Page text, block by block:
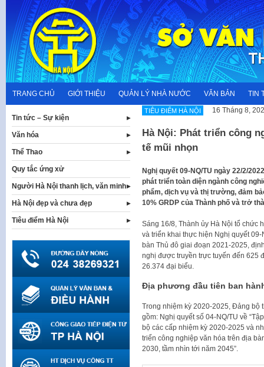
content
TRANG CHỦ GIỚI THIỆU QUẢN LÝ NHÀ NƯỚC VĂN BẢN TIN
TIÊU ĐIỂM HÀ NỘI 16 Tháng 8,
Hà Nội: Phát triển công
tế mũi nhọn
Nghị quyết 09-NQ/TU ngày 22/2/
phát triển toàn diện ngành công
phẩm, dịch vụ và thị trường, đảm
10% GRDP của Thành phố và trở
Sáng 16/8, Thành ủy Hà Nội tổ chức
và triển khai thực hiện Nghị quyết
bàn Thủ đô giai đoạn 2021-2025,
nghị được truyền trực tuyến đến 625
26.374 đại biểu.
Địa phương đầu tiên ban
Trong nhiệm kỳ 2020-2025, Đảng bộ
gồm: Nghị quyết số 04-NQ/TU về
bộ các cấp nhiệm kỳ 2020-2025 và
triển công nghiệp văn hóa trên địa
2030, tầm nhìn tới năm 2045”.
Tin tức – Sự kiện
Văn hóa
Thể Thao
Quy tắc ứng xử
Người Hà Nội thanh lịch, văn minh
Hà Nội đẹp và chưa đẹp
Tiêu điểm Hà Nội